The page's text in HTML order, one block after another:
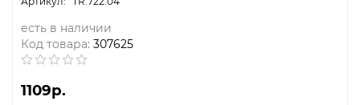
есть в наличии
Код товара: 307625
1109р.